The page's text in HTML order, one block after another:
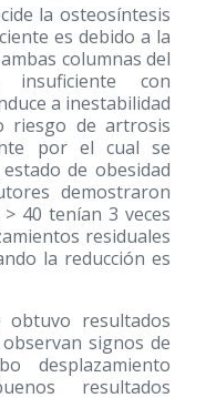
la osteosíntesis
es debido a la
columnas del
insuficiente con
a inestabilidad
riesgo de artrosis
por el cual se
de obesidad
demostraron
40 tenían 3 veces
residuales
la reducción es
obtuvo resultados
signos de
desplazamiento
resultados